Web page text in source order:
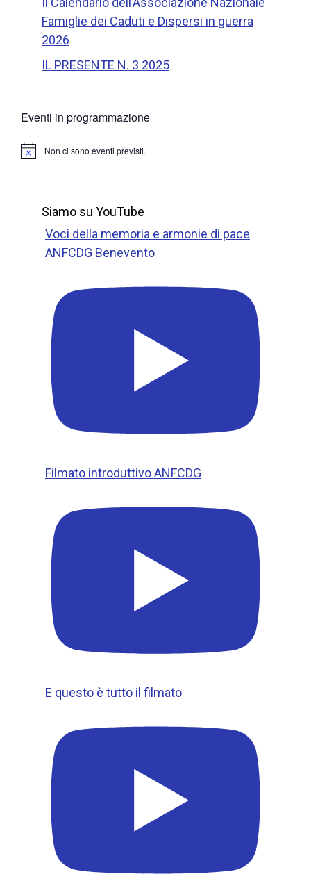
Famiglie dei Caduti e Dispersi in guerra
2026
IL PRESENTE N. 3 2025
Eventi in programmazione
N
Non ci sono eventi previsti.
Siamo su YouTube
Voci della memoria e armonie di pace
ANFCDG Benevento
Filmato introduttivo ANFCDG
E questo è tutto il filmato